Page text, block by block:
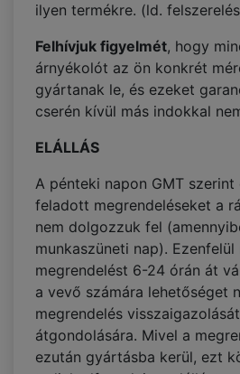
ilyen termékre. (ld.
Felhívjuk figyelmét, hogy
árnyékolót az ön konkrét
gyártanak le, és ezeket
cserén kívül más indokkal
ELÁLLÁS
A pénteki napon GMT szerint
feladott megrendeléseket a
nem dolgozzuk fel
munkaszüneti nap). Ezenfelül
megrendelést 6-24 órán át
a vevő számára lehetőséget
megrendelés
átgondolására. Mivel a
ezután gyártásba kerül, ezt